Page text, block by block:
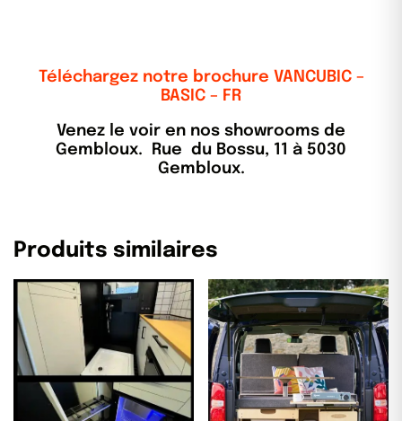
Téléchargez notre brochure VANCUBIC –
BASIC – FR
Venez le voir en nos showrooms de
Gembloux. Rue du Bossu, 11 à 5030
Gembloux.
Produits similaires